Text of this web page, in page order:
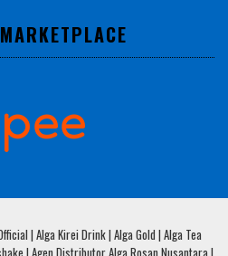
| Alga Kirei Drink | Alga Gold | Alga Tea
| Agen Distributor Alga Rosan Nusantara |